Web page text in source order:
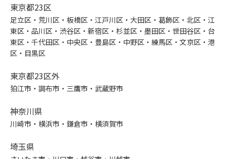
東京都23区
足立区・荒川区・板橋区・江戸川区・大田区・葛飾区・北区・江
東区・品川区・渋谷区・新宿区・杉並区・墨田区・世田谷区・台
東区・千代田区・中央区・豊島区・中野区・練馬区・文京区・港
区・目黒区
東京都23区外
狛江市・調布市・三鷹市・武蔵野市
神奈川県
川崎市・横浜市・鎌倉市・横須賀市
埼玉県